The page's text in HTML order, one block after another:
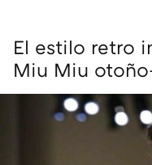
El estilo retro
Miu Miu